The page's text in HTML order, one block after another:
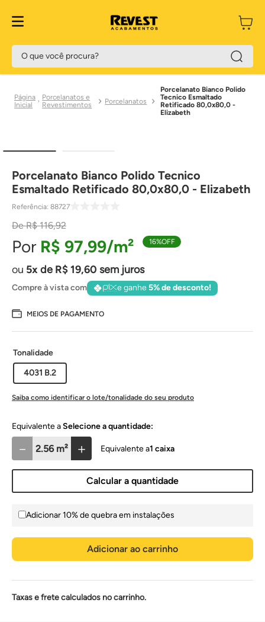
O que você procura?
Porcelanatos e
Revestimentos
Porcelanatos
Porcelanato Bianco Polido
Tecnico Esmaltado
Retificado 80,0x80,0 -
Elizabeth
Porcelanato Bianco Polido Tecnico
Esmaltado Retificado 80,0x80,0 - Elizabeth
Referência: 88727
R$ 116,92
R$ 97,99 16%OFF
5 de R$19,60 sem juros
Compre à vista com e ganhe5% de desconto!
MEIOS DE PAGAMENTO
Tonalidade
4031 B.2
Saiba como identificar o lote/tonalidade do seu produto
＋
－
Selecione a quantidade:
1 caixa
Calcular a quantidade
Adicionar 10% de quebra em instalações
Adicionar ao carrinho
Taxas e frete calculados no carrinho.